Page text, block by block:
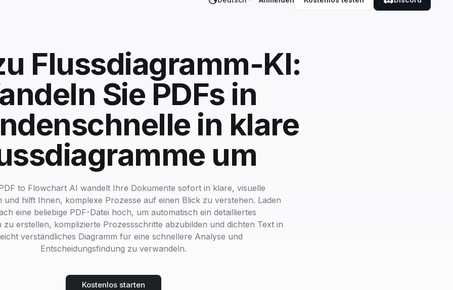
Flussdiagramm-KI:
Sie PDFs in
in klare
um
to Flowchart AI wandelt Ihre Dokumente sofort in klare, visuelle
und hilft Ihnen, komplexe Prozesse auf einen Blick zu verstehen. Laden
eine beliebige PDF-Datei hoch, um automatisch ein detailliertes
zu erstellen, komplizierte Prozessschritte abzubilden und dichten Text in
verständliches Diagramm für eine schnellere Analyse und
Entscheidungsfindung zu verwandeln.
Kostenlos starten